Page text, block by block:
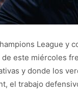
League y
este miércoles
y donde los
el trabajo